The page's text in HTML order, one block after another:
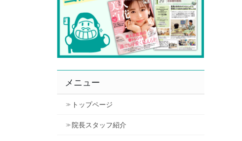
メニュー
トップページ
院長スタッフ紹介